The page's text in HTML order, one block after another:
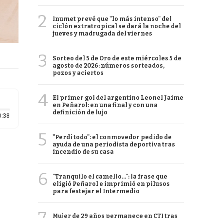
Duración: 38 segundos
2
Inumet prevé que "lo más intenso" del
ciclón extratropical se dará la noche del
jueves y madrugada del viernes
3
Sorteo del 5 de Oro de este miércoles 5 de
agosto de 2026: números sorteados,
pozos y aciertos
4
El primer gol del argentino Leonel Jaime
en Peñarol: en una final y con una
definición de lujo
5
"Perdí todo": el conmovedor pedido de
ayuda de una periodista deportiva tras
incendio de su casa
6
"Tranquilo el camello...": la frase que
eligió Peñarol e imprimió en pilusos
para festejar el Intermedio
Mujer de 29 años permanece en CTI tras